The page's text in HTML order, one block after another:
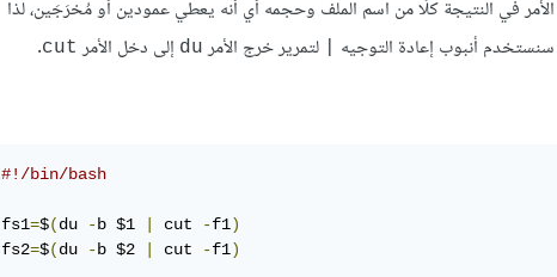
في النتيجة كلًا من اسم الملف وحجمه أي أنه يعطي عمودين أو مُخرَجَين، لذا
أنبوب إعادة التوجيه لتمرير خرج الأمر du إلى دخل الأمر cut
.
#!/bin/bash
fs1=$(du -b $1 cut -f1)
fs2=$(du -b $2 cut -f1)